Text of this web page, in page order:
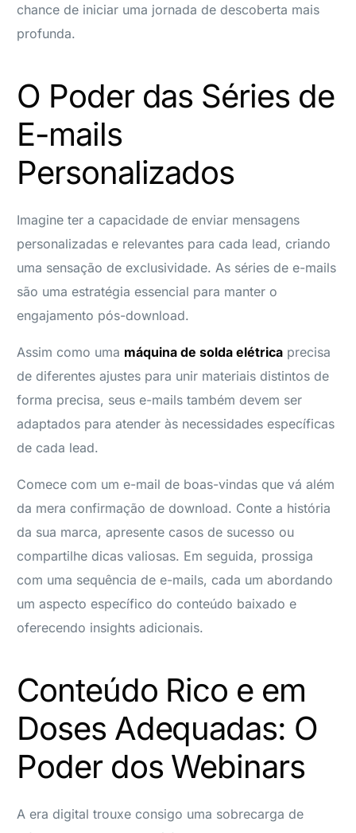
chance de iniciar uma jornada de descoberta mais
profunda.
O Poder das Séries de
E-mails
Personalizados
Imagine ter a capacidade de enviar mensagens
personalizadas e relevantes para cada lead, criando
uma sensação de exclusividade. As séries de e-mails
são uma estratégia essencial para manter o
engajamento pós-download.
Assim como uma máquina de solda elétrica precisa
de diferentes ajustes para unir materiais distintos de
forma precisa, seus e-mails também devem ser
adaptados para atender às necessidades específicas
de cada lead.
Comece com um e-mail de boas-vindas que vá além
da mera confirmação de download. Conte a história
da sua marca, apresente casos de sucesso ou
compartilhe dicas valiosas. Em seguida, prossiga
com uma sequência de e-mails, cada um abordando
um aspecto específico do conteúdo baixado e
oferecendo insights adicionais.
Conteúdo Rico e em
Doses Adequadas: O
Poder dos Webinars
A era digital trouxe consigo uma sobrecarga de